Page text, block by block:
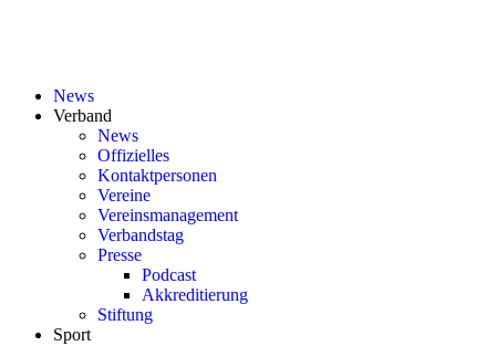
News
Verband
News
Offizielles
Kontaktpersonen
Vereine
Vereinsmanagement
Verbandstag
Presse
Podcast
Akkreditierung
Stiftung
Sport